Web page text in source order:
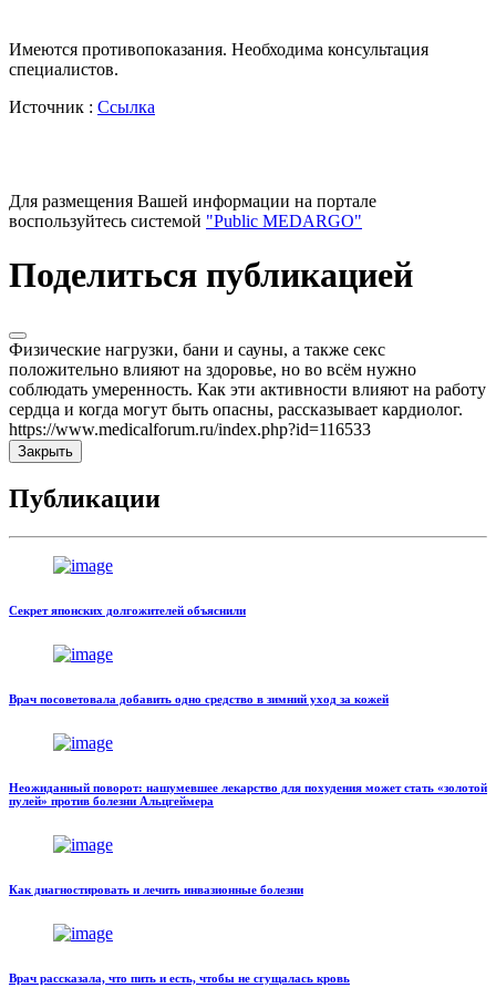
Имеются противопоказания. Необходима консультация
специалистов.
Источник : Ссылка
Для размещения Вашей информации на портале
воспользуйтесь системой "Public MEDARGO"
Поделиться публикацией
Физические нагрузки, бани и сауны, а также секс
положительно влияют на здоровье, но во всём нужно
соблюдать умеренность. Как эти активности влияют на работу
сердца и когда могут быть опасны, рассказывает кардиолог.
https://www.medicalforum.ru/index.php?id=116533
Закрыть
Публикации
Секрет японских долгожителей объяснили
Врач посоветовала добавить одно средство в зимний уход за кожей
Неожиданный поворот: нашумевшее лекарство для похудения может стать «золотой
пулей» против болезни Альцгеймера
Как диагностировать и лечить инвазионные болезни
Врач рассказала, что пить и есть, чтобы не сгущалась кровь